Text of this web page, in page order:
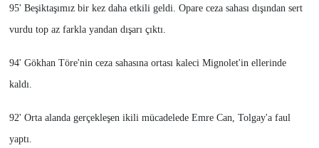
95' Beşiktaşımız bir kez daha etkili geldi. Opare ceza sahası dışından sert
vurdu top az farkla yandan dışarı çıktı.
94' Gökhan Töre'nin ceza sahasına ortası kaleci Mignolet'in ellerinde
kaldı.
92' Orta alanda gerçekleşen ikili mücadelede Emre Can, Tolgay'a faul
yaptı.